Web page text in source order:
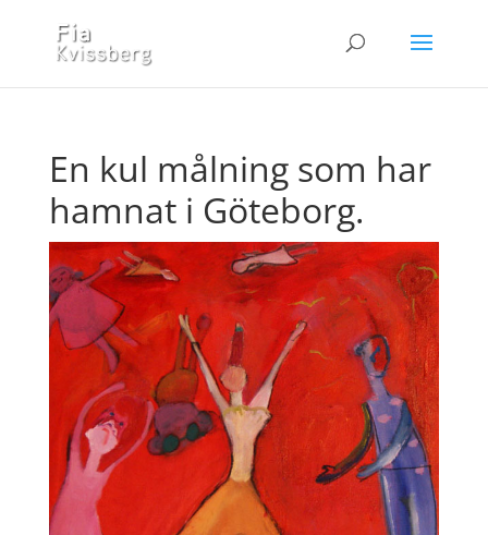
En kul målning som har
hamnat i Göteborg.